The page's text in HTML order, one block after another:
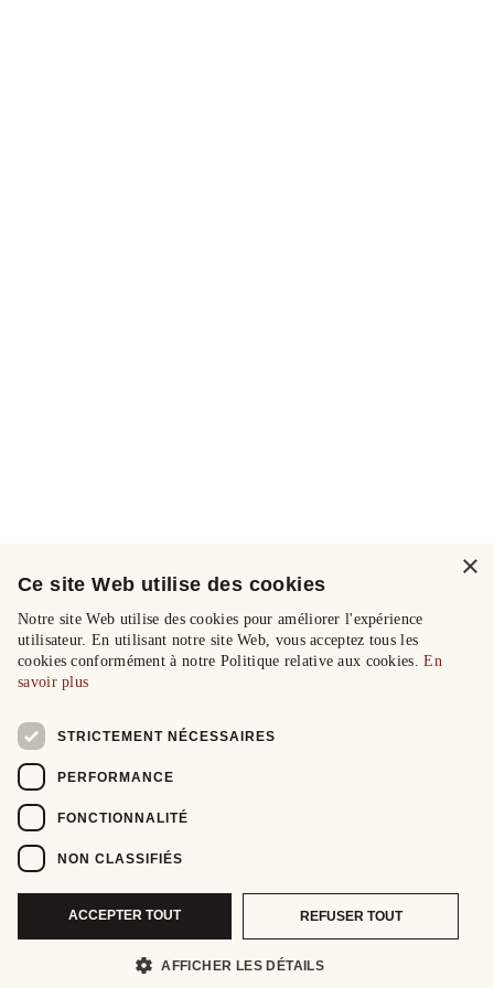
×
Ce site Web utilise des cookies
Notre site Web utilise des cookies pour améliorer l'expérience
utilisateur. En utilisant notre site Web, vous acceptez tous les
cookies conformément à notre Politique relative aux cookies.En
savoir plus
STRICTEMENT NÉCESSAIRES
PERFORMANCE
FONCTIONNALITÉ
NON CLASSIFIÉS
ACCEPTER TOUT REFUSER TOUT
AFFICHER LES DÉTAILS